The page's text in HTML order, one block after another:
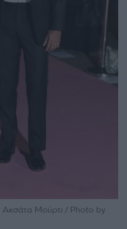
Ακσάτα Μούρτι / Photo by